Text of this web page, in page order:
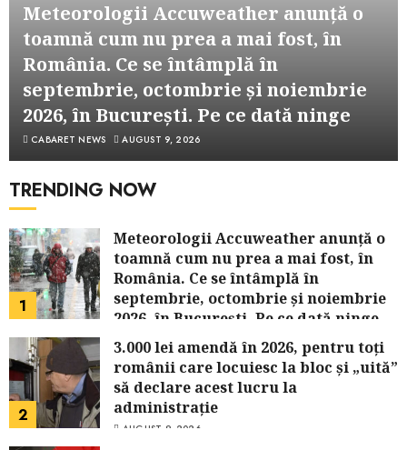
Meteorologii Accuweather anunță o
toamnă cum nu prea a mai fost, în
România. Ce se întâmplă în
septembrie, octombrie și noiembrie
2026, în București. Pe ce dată ninge
CABARET NEWS AUGUST 9, 2026
TRENDING NOW
1
Meteorologii Accuweather anunță o
toamnă cum nu prea a mai fost, în
România. Ce se întâmplă în
septembrie, octombrie și noiembrie
2026, în București. Pe ce dată ninge
AUGUST 9, 2026
2
3.000 lei amendă în 2026, pentru toți
românii care locuiesc la bloc și „uită”
să declare acest lucru la
administrație
AUGUST 9, 2026